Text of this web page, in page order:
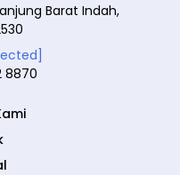
Barat Indah,
8870